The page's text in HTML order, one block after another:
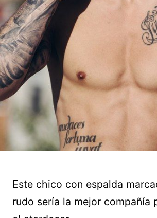
Este chico con espalda
rudo sería la mejor compañía